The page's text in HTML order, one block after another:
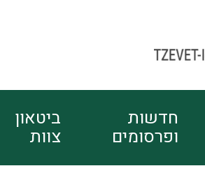
חדשות
ופרסומים
ביטאון
צוות